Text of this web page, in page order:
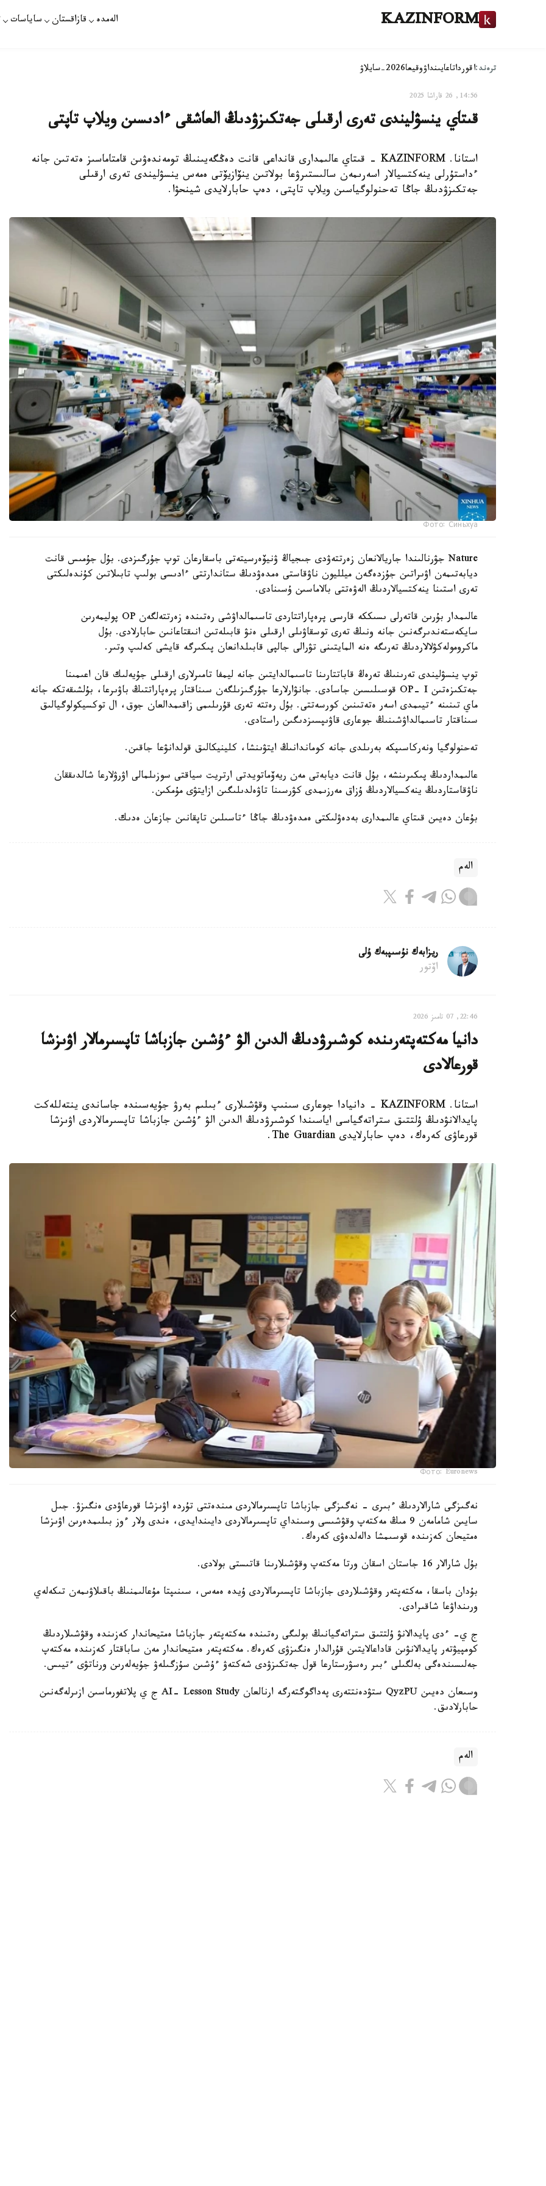
KAZINFORM الەمدە قازاقستان ساياسات
ترەند:اقورداتاعايىنداۋوقيعا2026-سايلاۋ
14:56, 26 قاراشا 2025
قىتاي ينسۋليندى تەرى ارقىلى جەتكىزۋدىڭ العاشقى ءادىسىن ويلاپ تاپتى
استانا. KAZINFORM - قىتاي عالىمدارى قانداعى قانت دەڭگەيىنىڭ تومەندەۋىن قامتاماسىز ەتەتىن جانە
ءداستۇرلى ينەكتسيالار اسەرىمەن سالىستىرۋعا بولاتىن ينۆازيۆتى ەمەس ينسۋليندى تەرى ارقىلى
جەتكىزۋدىڭ جاڭا تەحنولوگياسىن ويلاپ تاپتى، دەپ حابارلايدى شينحۋا.
Фото: Синьхуа
Nature جۋرنالىندا جاريالانعان زەرتتەۋدى جىجياڭ ۋنيۆەرسيتەتى باسقارعان توپ جۇرگىزدى. بۇل جۇمىس قانت
ديابەتىمەن اۋىراتىن جۇزدەگەن ميلليون ناۋقاستى ەمدەۋدىڭ ستاندارتتى ءادىسى بولىپ تابىلاتىن كۇندەلىكتى
تەرى استىنا ينەكتسيالاردىڭ الەۋەتتى بالاماسىن ۇسىنادى.
عالىمدار بۇرىن قاتەرلى ىسىككە قارسى پرەپاراتتاردى تاسىمالداۋشى رەتىندە زەرتتەلگەن OP پوليمەرىن
سايكەستەندىرگەنىن جانە ونىڭ تەرى توسقاۋىلى ارقىلى ەنۋ قابىلەتىن انىقتاعانىن حابارلادى. بۇل
ماكرومولەكۋلالاردىڭ تەرىگە ەنە المايتىنى تۋرالى جالپى قابىلدانعان پىكىرگە قايشى كەلىپ وتىر.
توپ ينسۋليندى تەرىنىڭ تەرەڭ قاباتتارىنا تاسىمالدايتىن جانە ليمفا تامىرلارى ارقىلى جۇيەلىك قان اعىمىنا
جەتكىزەتىن OP- I قوسىلىسىن جاسادى. جانۋارلارعا جۇرگىزىلگەن سىناقتار پرەپاراتتىڭ باۋىرعا، بۇلشىقەتكە جانە
ماي تىنىنە ءتيىمدى اسەر ەتەتىنىن كورسەتتى. بۇل رەتتە تەرى قۇرىلىمى زاقىمدالعان جوق، ال توكسيكولوگيالىق
سىناقتار تاسىمالداۋشىنىڭ جوعارى قاۋىپسىزدىگىن راستادى.
تەحنولوگيا ونەركاسىپكە بەرىلدى جانە كوماندانىڭ ايتۋىنشا، كلينيكالىق قولدانۋعا جاقىن.
عالىمداردىڭ پىكىرىنشە، بۇل قانت ديابەتى مەن ريەۆماتويدتى ارتريت سياقتى سوزىلمالى اۋرۋلارعا شالدىققان
ناۋقاستاردىڭ ينەكسيالاردىڭ ۇزاق مەرزىمدى كۋرسىنا تاۋەلدىلىگىن ازايتۋى مۇمكىن.
بۇعان دەيىن قىتاي عالىمدارى بەدەۋلىكتى ەمدەۋدىڭ جاڭا ءتاسىلىن تاپقانىن جازعان ەدىك.
الەم
ريزابەك نۇسىپبەك ۇلى
اۆتور
22:46, 07 تامىز 2026
دانيا مەكتەپتەرىندە كوشىرۋدىڭ الدىن الۋ ءۇشىن جازباشا تاپسىرمالار اۋىزشا
قورعالادى
استانا. KAZINFORM - دانيادا جوعارى سىنىپ وقۋشىلارى ءبىلىم بەرۋ جۇيەسىندە جاساندى ينتەللەكت
پايدالانۋدىڭ ۇلتتىق ستراتەگياسى اياسىندا كوشىرۋدىڭ الدىن الۋ ءۇشىن جازباشا تاپسىرمالاردى اۋىزشا
قورعاۋى كەرەك، دەپ حابارلايدى The Guardian.
Фото: Euronews
نەگىزگى شارالاردىڭ ءبىرى - نەگىزگى جازباشا تاپسىرمالاردى مىندەتتى تۇردە اۋىزشا قورعاۋدى ەنگىزۋ. جىل
سايىن شامامەن 9 مىڭ مەكتەپ وقۋشىسى وسىنداي تاپسىرمالاردى دايىندايدى، ەندى ولار ءوز بىلىمدەرىن اۋىزشا
ەمتيحان كەزىندە قوسىمشا دالەلدەۋى كەرەك.
بۇل شارالار 16 جاستان اسقان ورتا مەكتەپ وقۋشىلارىنا قاتىستى بولادى.
بۇدان باسقا، مەكتەپتەر وقۋشىلاردى جازباشا تاپسىرمالاردى ۇيدە ەمەس، سىنىپتا مۇعالىمنىڭ باقىلاۋىمەن تىكەلەي
ورىنداۋعا شاقىرادى.
ج ي- ءدى پايدالانۋ ۇلتتىق ستراتەگيانىڭ بولىگى رەتىندە مەكتەپتەر جازباشا ەمتيحاندار كەزىندە وقۋشىلاردىڭ
كومپيۋتەر پايدالانۋىن قاداعالايتىن قۇرالدار ەنگىزۋى كەرەك. مەكتەپتەر ەمتيحاندار مەن ساباقتار كەزىندە مەكتەپ
جەلىسىندەگى بەلگىلى ءبىر رەسۋرستارعا قول جەتكىزۋدى شەكتەۋ ءۇشىن سۇزگىلەۋ جۇيەلەرىن ورناتۋى ءتيىس.
وسىعان دەيىن QyzPU ستۋدەنتتەرى پەداگوگتەرگە ارنالعان AI- Lesson Study ج ي پلاتفورماسىن ازىرلەگەنىن
حابارلادىق.
الەم